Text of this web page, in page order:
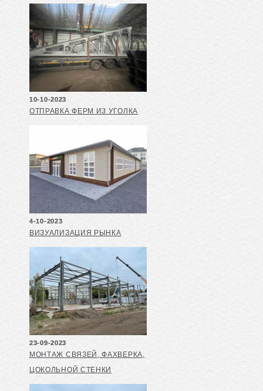
10-10-2023
ОТПРАВКА ФЕРМ ИЗ УГОЛКА
4-10-2023
ВИЗУАЛИЗАЦИЯ РЫНКА
23-09-2023
МОНТАЖ СВЯЗЕЙ, ФАХВЕРКА,
ЦОКОЛЬНОЙ СТЕНКИ